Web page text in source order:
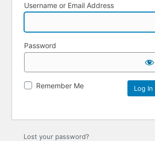
Username or Email Address
Password
Remember Me
Lost your password?